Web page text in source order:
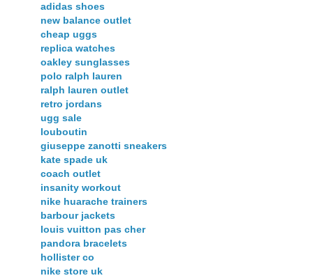
adidas shoes
new balance outlet
cheap uggs
replica watches
oakley sunglasses
polo ralph lauren
ralph lauren outlet
retro jordans
ugg sale
louboutin
giuseppe zanotti sneakers
kate spade uk
coach outlet
insanity workout
nike huarache trainers
barbour jackets
louis vuitton pas cher
pandora bracelets
hollister co
nike store uk